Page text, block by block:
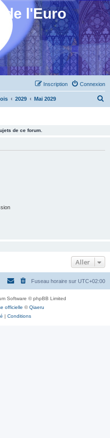
de l'Euro
Connexion
Inscription
2029 Mai 2029
de ce forum.
Aller
Fuseau horaire sur UTC+02:00
Software © phpBB Limited
officielle ©Qiaeru
| Conditions